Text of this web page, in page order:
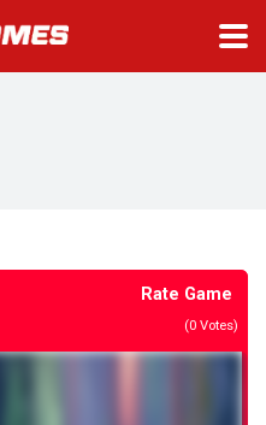
Rate Game
(0 Votes)